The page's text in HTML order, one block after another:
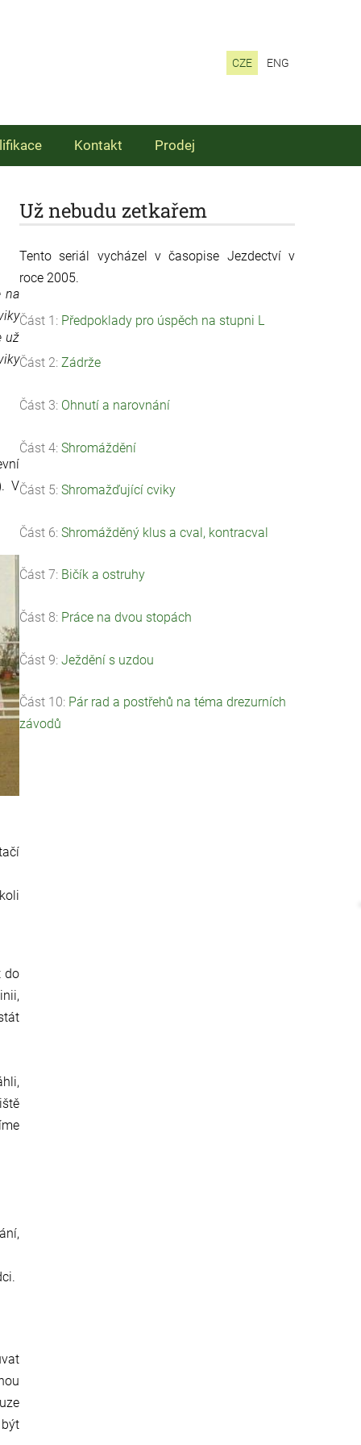
CZE ENG
Kontakt Prodej
Už nebudu zetkařem
Tento seriál vycházel v časopise Jezdectví v
roce 2005.
Část 1: Předpoklady pro úspěch na stupni L
Část 2: Zádrže
Část 3: Ohnutí a narovnání
Část 4: Shromáždění
Část 5: Shromažďující cviky
Část 6: Shromážděný klus a cval, kontracval
Část 7: Bičík a ostruhy
Část 8: Práce na dvou stopách
Část 9: Ježdění s uzdou
Část 10: Pár rad a postřehů na téma drezurních
závodů
na
už
V
do